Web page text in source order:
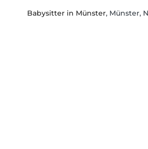
Babysitter in Münster, Münster,